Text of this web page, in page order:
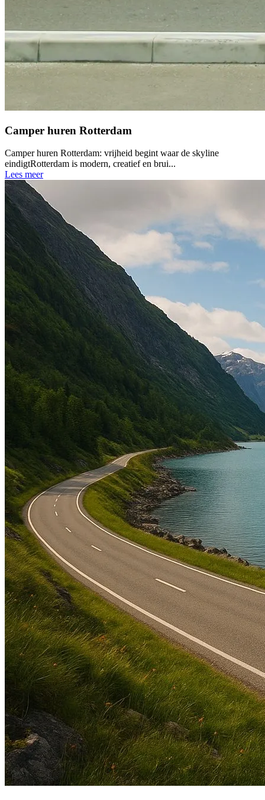
Camper huren Rotterdam
Camper huren Rotterdam: vrijheid begint waar de skyline
eindigtRotterdam is modern, creatief en brui...
Lees meer